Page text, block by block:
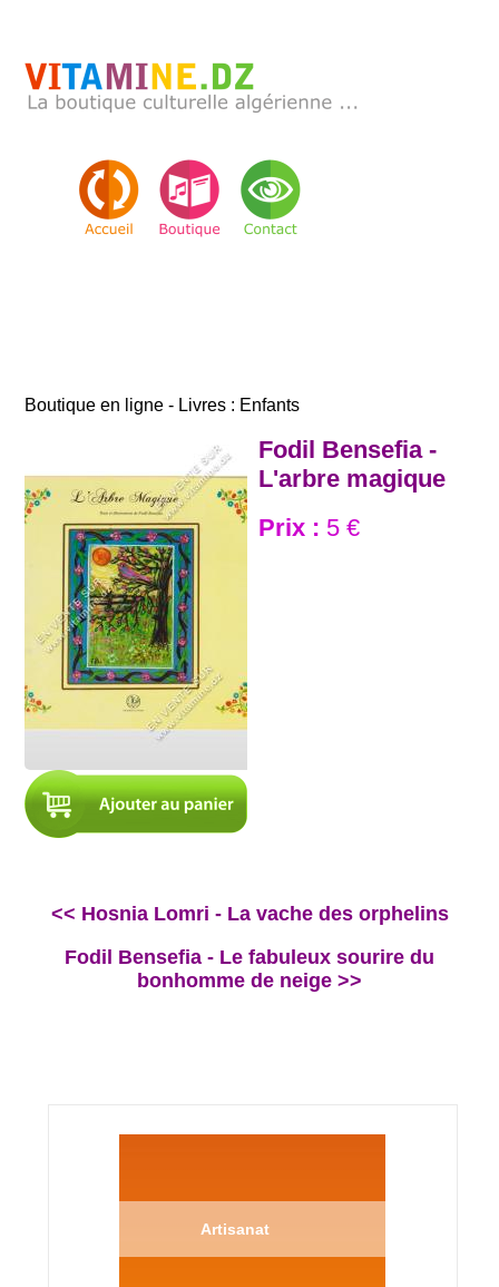
Boutique en ligne - Livres : Enfants
Fodil Bensefia -
L'arbre magique
Prix : 5 €
<< Hosnia Lomri - La vache des orphelins
Fodil Bensefia - Le fabuleux sourire du
bonhomme de neige >>
Artisanat